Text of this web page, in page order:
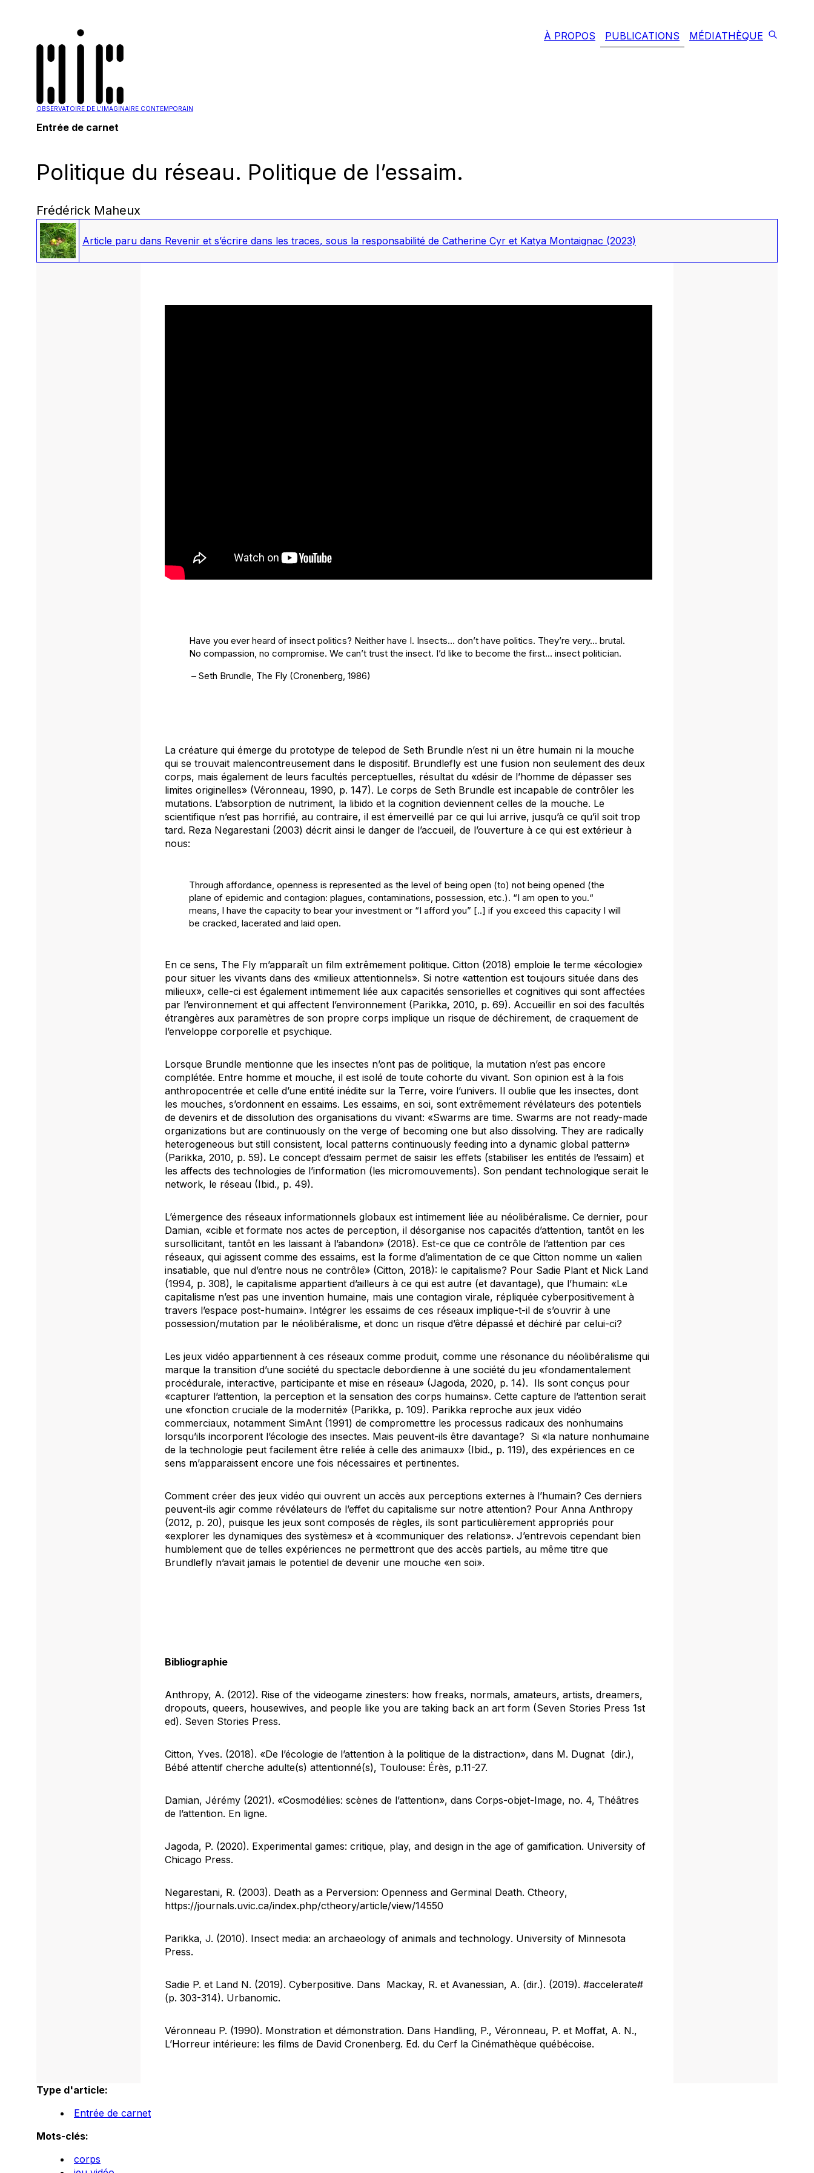
OBSERVATOIRE DE L'IMAGINAIRE CONTEMPORAIN
À PROPOS PUBLICATIONS MÉDIATHÈQUE
Entrée de carnet
Politique du réseau. Politique de l’essaim.
Frédérick Maheux
Article paru dans Revenir et s’écrire dans les traces, sous la responsabilité de Catherine Cyr et Katya Montaignac (2023)
Have you ever heard of insect politics? Neither have I. Insects… don’t have politics. They’re very… brutal.
No compassion, no compromise. We can’t trust the insect. I’d like to become the first… insect politician.
– Seth Brundle, The Fly (Cronenberg, 1986)
La créature qui émerge du prototype de telepod de Seth Brundle n’est ni un être humain ni la mouche
qui se trouvait malencontreusement dans le dispositif. Brundlefly est une fusion non seulement des deux
corps, mais également de leurs facultés perceptuelles, résultat du «désir de l’homme de dépasser ses
limites originelles» (Véronneau, 1990, p. 147). Le corps de Seth Brundle est incapable de contrôler les
mutations. L’absorption de nutriment, la libido et la cognition deviennent celles de la mouche. Le
scientifique n’est pas horrifié, au contraire, il est émerveillé par ce qui lui arrive, jusqu’à ce qu’il soit trop
tard. Reza Negarestani (2003) décrit ainsi le danger de l’accueil, de l’ouverture à ce qui est extérieur à
nous:
Through affordance, openness is represented as the level of being open (to) not being opened (the
plane of epidemic and contagion: plagues, contaminations, possession, etc.). “I am open to you.“
means, I have the capacity to bear your investment or “I afford you” [..] if you exceed this capacity I will
be cracked, lacerated and laid open.
En ce sens, The Fly m’apparaît un film extrêmement politique. Citton (2018) emploie le terme «écologie»
pour situer les vivants dans des «milieux attentionnels». Si notre «attention est toujours située dans des
milieux», celle-ci est également intimement liée aux capacités sensorielles et cognitives qui sont affectées
par l’environnement et qui affectent l’environnement (Parikka, 2010, p. 69). Accueillir en soi des facultés
étrangères aux paramètres de son propre corps implique un risque de déchirement, de craquement de
l’enveloppe corporelle et psychique.
Lorsque Brundle mentionne que les insectes n’ont pas de politique, la mutation n’est pas encore
complétée. Entre homme et mouche, il est isolé de toute cohorte du vivant. Son opinion est à la fois
anthropocentrée et celle d’une entité inédite sur la Terre, voire l’univers. Il oublie que les insectes, dont
les mouches, s’ordonnent en essaims. Les essaims, en soi, sont extrêmement révélateurs des potentiels
de devenirs et de dissolution des organisations du vivant: «Swarms are time. Swarms are not ready-made
organizations but are continuously on the verge of becoming one but also dissolving. They are radically
heterogeneous but still consistent, local patterns continuously feeding into a dynamic global pattern»
(Parikka, 2010, p. 59). Le concept d’essaim permet de saisir les effets (stabiliser les entités de l’essaim) et
les affects des technologies de l’information (les micromouvements). Son pendant technologique serait le
network, le réseau (Ibid., p. 49).
L’émergence des réseaux informationnels globaux est intimement liée au néolibéralisme. Ce dernier, pour
Damian, «cible et formate nos actes de perception, il désorganise nos capacités d’attention, tantôt en les
sursollicitant, tantôt en les laissant à l’abandon» (2018). Est-ce que ce contrôle de l’attention par ces
réseaux, qui agissent comme des essaims, est la forme d’alimentation de ce que Citton nomme un «alien
insatiable, que nul d’entre nous ne contrôle» (Citton, 2018): le capitalisme? Pour Sadie Plant et Nick Land
(1994, p. 308), le capitalisme appartient d’ailleurs à ce qui est autre (et davantage), que l’humain: «Le
capitalisme n’est pas une invention humaine, mais une contagion virale, répliquée cyberpositivement à
travers l’espace post-humain». Intégrer les essaims de ces réseaux implique-t-il de s’ouvrir à une
possession/mutation par le néolibéralisme, et donc un risque d’être dépassé et déchiré par celui-ci?
Les jeux vidéo appartiennent à ces réseaux comme produit, comme une résonance du néolibéralisme qui
marque la transition d’une société du spectacle debordienne à une société du jeu «fondamentalement
procédurale, interactive, participante et mise en réseau» (Jagoda, 2020, p. 14). Ils sont conçus pour
«capturer l’attention, la perception et la sensation des corps humains». Cette capture de l’attention serait
une «fonction cruciale de la modernité» (Parikka, p. 109). Parikka reproche aux jeux vidéo
commerciaux, notamment SimAnt (1991) de compromettre les processus radicaux des nonhumains
lorsqu’ils incorporent l’écologie des insectes. Mais peuvent-ils être davantage? Si «la nature nonhumaine
de la technologie peut facilement être reliée à celle des animaux» (Ibid., p. 119), des expériences en ce
sens m’apparaissent encore une fois nécessaires et pertinentes.
Comment créer des jeux vidéo qui ouvrent un accès aux perceptions externes à l’humain? Ces derniers
peuvent-ils agir comme révélateurs de l’effet du capitalisme sur notre attention? Pour Anna Anthropy
(2012, p. 20), puisque les jeux sont composés de règles, ils sont particulièrement appropriés pour
«explorer les dynamiques des systèmes» et à «communiquer des relations». J’entrevois cependant bien
humblement que de telles expériences ne permettront que des accès partiels, au même titre que
Brundlefly n’avait jamais le potentiel de devenir une mouche «en soi».
Bibliographie
Anthropy, A. (2012). Rise of the videogame zinesters: how freaks, normals, amateurs, artists, dreamers,
dropouts, queers, housewives, and people like you are taking back an art form (Seven Stories Press 1st
ed). Seven Stories Press.
Citton, Yves. (2018). «De l’écologie de l’attention à la politique de la distraction», dans M. Dugnat (dir.),
Bébé attentif cherche adulte(s) attentionné(s), Toulouse: Érès, p.11-27.
Damian, Jérémy (2021). «Cosmodélies: scènes de l’attention», dans Corps-objet-Image, no. 4, Théâtres
de l’attention. En ligne.
Jagoda, P. (2020). Experimental games: critique, play, and design in the age of gamification. University of
Chicago Press.
Negarestani, R. (2003). Death as a Perversion: Openness and Germinal Death. Ctheory,
https://journals.uvic.ca/index.php/ctheory/article/view/14550
Parikka, J. (2010). Insect media: an archaeology of animals and technology. University of Minnesota
Press.
Sadie P. et Land N. (2019). Cyberpositive. Dans Mackay, R. et Avanessian, A. (dir.). (2019). #accelerate#
(p. 303-314). Urbanomic.
Véronneau P. (1990). Monstration et démonstration. Dans Handling, P., Véronneau, P. et Moffat, A. N.,
L’Horreur intérieure: les films de David Cronenberg. Ed. du Cerf la Cinémathèque québécoise.
Type d'article:
Entrée de carnet
Mots-clés:
corps